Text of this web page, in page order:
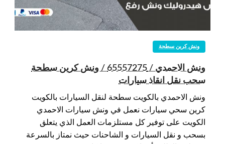
ونش كرين سطحة
ونش الاحمدي / 65557275 / ونش كرين سطحة
سحب نقل انقاذ سيارات
ونش الاحمدي بالكويت سطحة لنقل السيارات بالكويت
كرين سحي سيارات نعمل في ونش سيارات الاحمدي
الكويت على توفير كل مستلزمات العمل الذي يتعلق
بسحب و نقل السيارات و الشاحنات حيث نمتاز بالسرعة